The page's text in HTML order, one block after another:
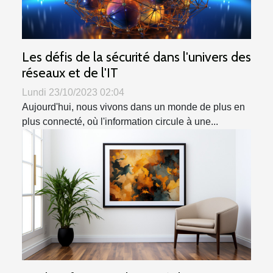
Les défis de la sécurité dans l'univers des
réseaux et de l'IT
Lundi 23/10/2023 02:04
Aujourd'hui, nous vivons dans un monde de plus en
plus connecté, où l'information circule à une...